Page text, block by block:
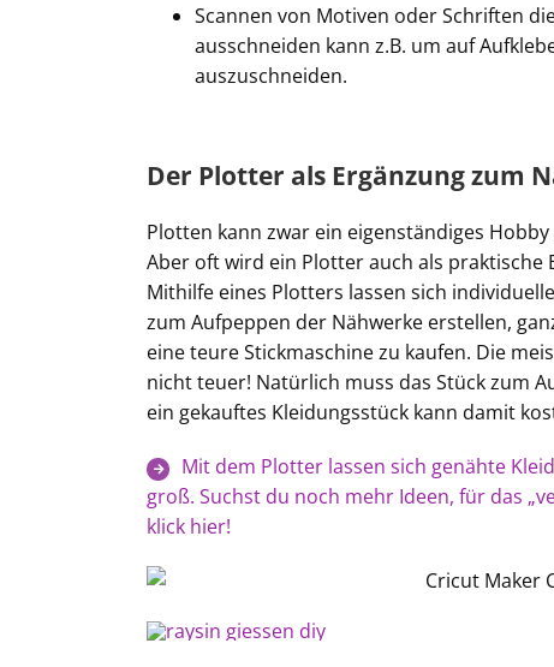
Scannen von Motiven oder Schriften
ausschneiden kann z.B. um auf
auszuschneiden.
Der Plotter als Ergänzung zum
Plotten kann zwar ein eigenständiges
Aber oft wird ein Plotter auch als praktische
Mithilfe eines Plotters lassen sich
zum Aufpeppen der Nähwerke erstellen,
eine teure Stickmaschine zu kaufen. Die
nicht teuer! Natürlich muss das Stück zum
ein gekauftes Kleidungsstück kann damit
Mit dem Plotter lassen sich genähte
groß. Suchst du noch mehr Ideen, für das
klick hier!